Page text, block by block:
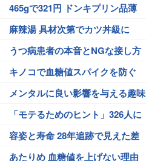
465gで321円 ドンキプリン品薄
麻辣湯 具材次第でカツ丼級に
うつ病患者の本音とNGな接し方
キノコで血糖値スパイクを防ぐ
メンタルに良い影響を与える趣味
「モテるためのヒント」326人に
容姿と寿命 28年追跡で見えた差
あたりめ 血糖値を上げない理由